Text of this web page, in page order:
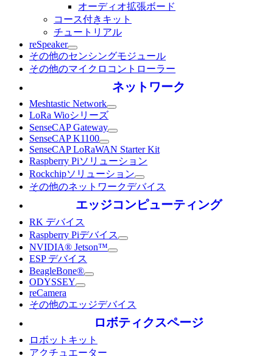
オーディオ拡張ボード
コース付きキット
チュートリアル
reSpeaker
その他のセンシングモジュール
その他のマイクロコントローラー
ネットワーク
Meshtastic Network
LoRa Wioシリーズ
SenseCAP Gateway
SenseCAP K1100
SenseCAP LoRaWAN Starter Kit
Raspberry Piソリューション
Rockchipソリューション
その他のネットワークデバイス
エッジコンピューティング
RK デバイス
Raspberry Piデバイス
NVIDIA® Jetson™
ESP デバイス
BeagleBone®
ODYSSEY
reCamera
その他のエッジデバイス
ロボティクスページ
ロボットキット
アクチュエーター